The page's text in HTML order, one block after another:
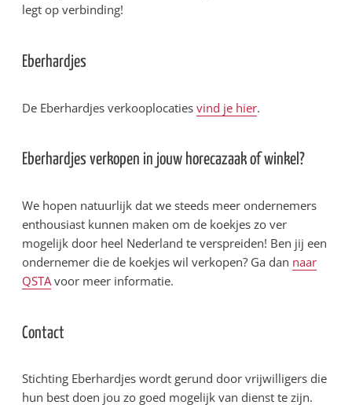
legt op verbinding!
Eberhardjes
De Eberhardjes verkooplocaties vind je hier.
Eberhardjes verkopen in jouw horecazaak of winkel?
We hopen natuurlijk dat we steeds meer ondernemers
enthousiast kunnen maken om de koekjes zo ver
mogelijk door heel Nederland te verspreiden! Ben jij een
ondernemer die de koekjes wil verkopen? Ga dan naar
QSTAvoor meer informatie.
Contact
Stichting Eberhardjes wordt gerund door vrijwilligers die
hun best doen jou zo goed mogelijk van dienst te zijn.